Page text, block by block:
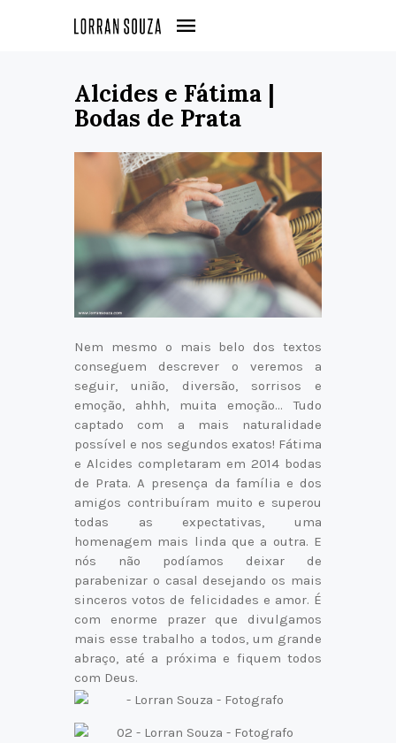
Alcides e Fátima |
Bodas de Prata
Nem mesmo o mais belo dos textos
conseguem descrever o veremos a
seguir, união, diversão, sorrisos e
emoção, ahhh, muita emoção… Tudo
captado com a mais naturalidade
possível e nos segundos exatos! Fátima
e Alcides completaram em 2014 bodas
de Prata. A presença da família e dos
amigos contribuíram muito e superou
todas as expectativas, uma
homenagem mais linda que a outra. E
nós não podíamos deixar de
parabenizar o casal desejando os mais
sinceros votos de felicidades e amor. É
com enorme prazer que divulgamos
mais esse trabalho a todos, um grande
abraço, até a próxima e fiquem todos
com Deus.